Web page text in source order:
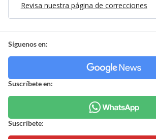
Revisa nuestra página de correcciones
Síguenos en:
Suscríbete en:
Suscríbete: